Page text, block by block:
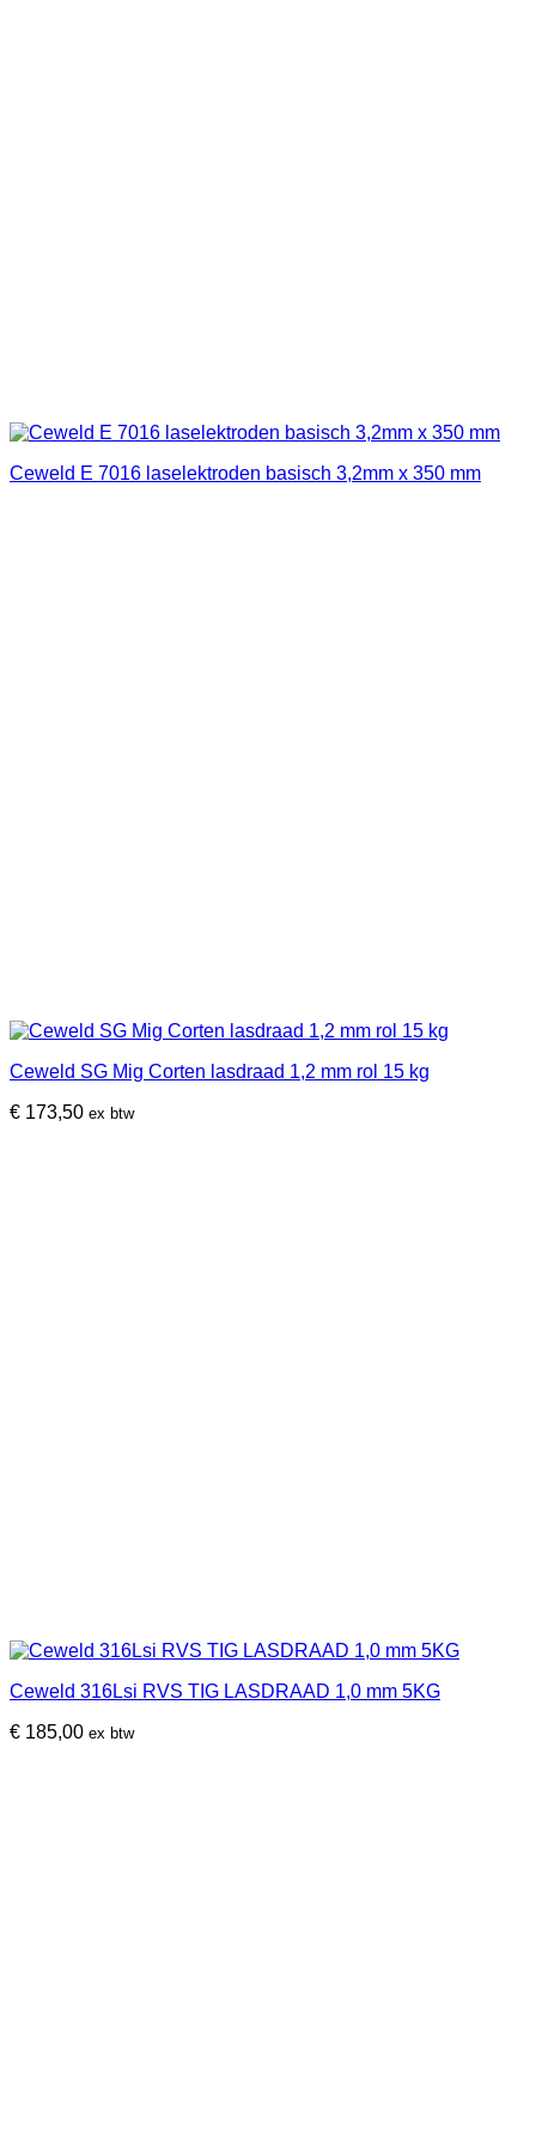
Ceweld E 7016 laselektroden basisch 3,2mm x 350 mm
Ceweld SG Mig Corten lasdraad 1,2 mm rol 15 kg
€ 173,50 ex btw
Ceweld 316Lsi RVS TIG LASDRAAD 1,0 mm 5KG
€ 185,00 ex btw